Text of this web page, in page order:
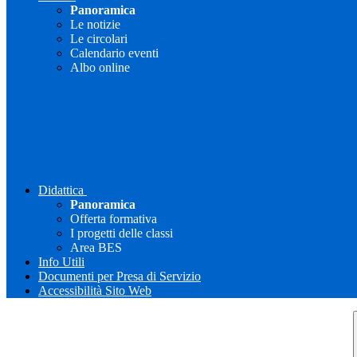
Panoramica
Le notizie
Le circolari
Calendario eventi
Albo online
Didattica
Panoramica
Offerta formativa
I progetti delle classi
Area BES
Info Utili
Documenti per Presa di Servizio
Accessibilità Sito Web